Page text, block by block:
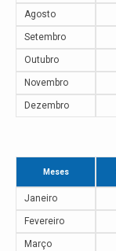
Agosto
Setembro
Outubro
Novembro
Dezembro
Meses
Janeiro
Fevereiro
Março